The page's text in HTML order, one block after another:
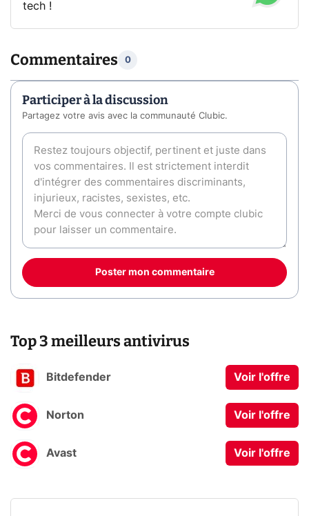
tech !
Commentaires 0
Participer à la discussion
Partagez votre avis avec la communauté Clubic.
Poster mon commentaire
Top 3 meilleurs antivirus
Bitdefender Voir l'offre
Norton Voir l'offre
Avast Voir l'offre